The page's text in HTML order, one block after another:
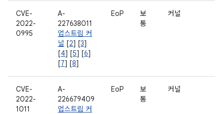
CVE-
2022-
0995
A-
227638011
업스트림 커
널 [2] [3]
[4] [5] [6]
[7] [8]
EoP
보
통
커널
CVE-
2022-
1011
A-
226679409
업스트림 커
EoP
보
통
커널